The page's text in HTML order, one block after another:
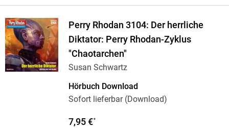
Perry Rhodan 3104: Der herrliche
Diktator: Perry Rhodan-Zyklus
"Chaotarchen"
Susan Schwartz
Hörbuch Download
Sofort lieferbar (Download)
7,95 €*